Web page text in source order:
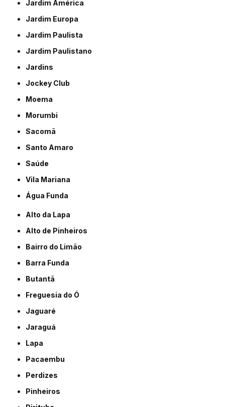
Jardim América
Jardim Europa
Jardim Paulista
Jardim Paulistano
Jardins
Jockey Club
Moema
Morumbi
Sacomã
Santo Amaro
Saúde
Vila Mariana
Água Funda
Alto da Lapa
Alto de Pinheiros
Bairro do Limão
Barra Funda
Butantã
Freguesia do Ó
Jaguaré
Jaraguá
Lapa
Pacaembu
Perdizes
Pinheiros